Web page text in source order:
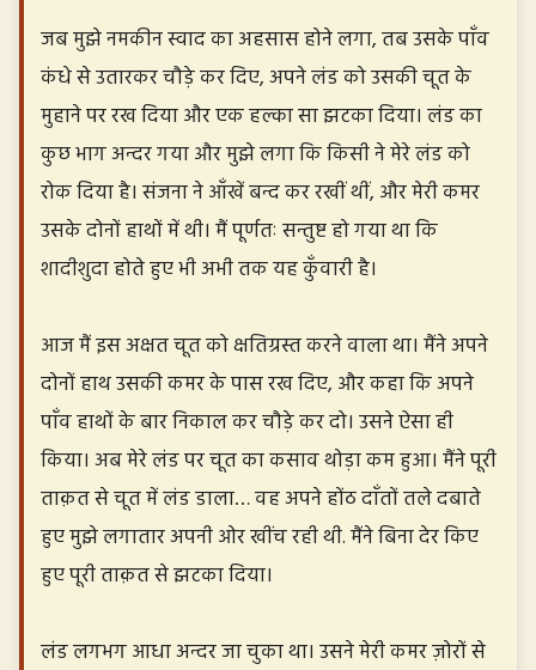
जब मुझे नमकीन स्वाद का अहसास होने लगा, तब उसके पाँव
कंधे से उतारकर चौड़े कर दिए, अपने लंड को उसकी चूत के
मुहाने पर रख दिया और एक हल्का सा झटका दिया। लंड का
कुछ भाग अन्दर गया और मुझे लगा कि किसी ने मेरे लंड को
रोक दिया है। संजना ने आँखें बन्द कर रखीं थीं, और मेरी कमर
उसके दोनों हाथों में थी। मैं पूर्णतः सन्तुष्ट हो गया था कि
शादीशुदा होते हुए भी अभी तक यह कुँवारी है।
आज मैं इस अक्षत चूत को क्षतिग्रस्त करने वाला था। मैंने अपने
दोनों हाथ उसकी कमर के पास रख दिए, और कहा कि अपने
पाँव हाथों के बार निकाल कर चौड़े कर दो। उसने ऐसा ही
किया। अब मेरे लंड पर चूत का कसाव थोड़ा कम हुआ। मैंने पूरी
ताक़त से चूत में लंड डाला… वह अपने होंठ दाँतों तले दबाते
हुए मुझे लगातार अपनी ओर खींच रही थी. मैंने बिना देर किए
हुए पूरी ताक़त से झटका दिया।
लंड लगभग आधा अन्दर जा चुका था। उसने मेरी कमर ज़ोरों से